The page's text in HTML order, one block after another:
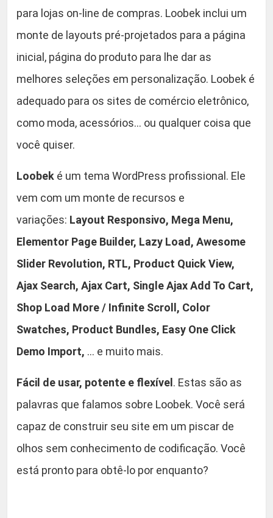
9
0
u
r
p
s
e
W
o
o
m
m
r
c
e
h
e
m
q
a
n
t
para lojas on-line de compras. Loobek inclui um
monte de layouts pré-projetados para a página
inicial, página do produto para lhe dar as
melhores seleções em personalização. Loobek é
adequado para os sites de comércio eletrônico,
como moda, acessórios… ou qualquer coisa que
você quiser.
Loobek é um tema WordPress profissional. Ele
vem com um monte de recursos e
variações: Layout Responsivo, Mega Menu,
Elementor Page Builder, Lazy Load, Awesome
Slider Revolution, RTL, Product Quick View,
Ajax Search, Ajax Cart, Single Ajax Add To Cart,
Shop Load More / Infinite Scroll, Color
Swatches, Product Bundles, Easy One Click
Demo Import, … e muito mais.
Fácil de usar, potente e flexível . Estas são as
palavras que falamos sobre Loobek. Você será
capaz de construir seu site em um piscar de
olhos sem conhecimento de codificação. Você
está pronto para obtê-lo por enquanto?